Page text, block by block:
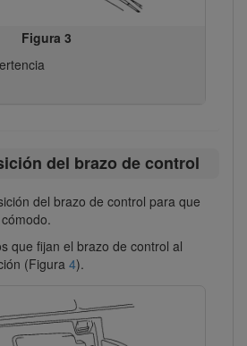
Figura 3
del brazo de control
del brazo de control para que
que fijan el brazo de control al
(Figura 4).